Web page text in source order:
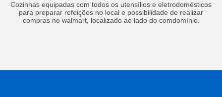
Cozinhas equipadas com todos os utensílios e eletrodomésticos
para preparar refeições no local e possibilidade de realizar
compras no walmart, localizado ao lado do comdomínio.